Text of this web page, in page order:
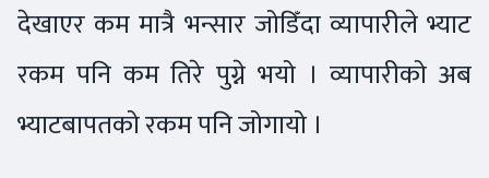
देखाएर कम मात्रै भन्सार जोडिँदा व्यापारीले भ्याट
रकम पनि कम तिरे पुग्ने भयो । व्यापारीको अब
भ्याटबापतको रकम पनि जोगायो ।